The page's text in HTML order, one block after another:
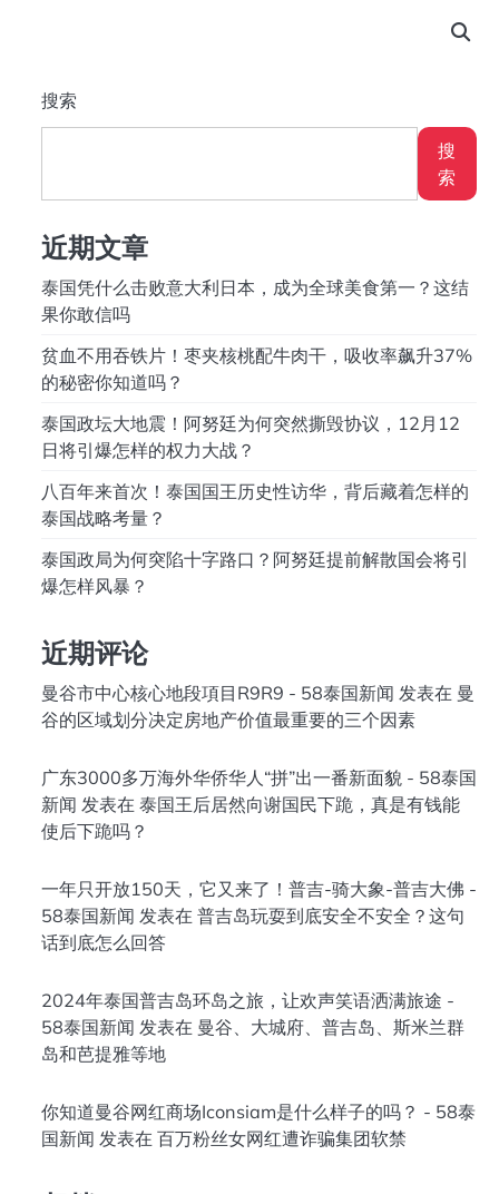
搜索
搜
索
近期文章
泰国凭什么击败意大利日本，成为全球美食第一？这结
果你敢信吗
贫血不用吞铁片！枣夹核桃配牛肉干，吸收率飙升37%
的秘密你知道吗？
泰国政坛大地震！阿努廷为何突然撕毁协议，12月12
日将引爆怎样的权力大战？
八百年来首次！泰国国王历史性访华，背后藏着怎样的
泰国战略考量？
泰国政局为何突陷十字路口？阿努廷提前解散国会将引
爆怎样风暴？
近期评论
曼谷市中心核心地段項目R9R9 - 58泰国新闻 发表在 曼
谷的区域划分决定房地产价值最重要的三个因素
广东3000多万海外华侨华人“拼”出一番新面貌 - 58泰国
新闻 发表在 泰国王后居然向谢国民下跪，真是有钱能
使后下跪吗？
一年只开放150天，它又来了！普吉-骑大象-普吉大佛 -
58泰国新闻 发表在 普吉岛玩耍到底安全不安全？这句
话到底怎么回答
2024年泰国普吉岛环岛之旅，让欢声笑语洒满旅途 -
58泰国新闻 发表在 曼谷、大城府、普吉岛、斯米兰群
岛和芭提雅等地
你知道曼谷网红商场Iconsiam是什么样子的吗？ - 58泰
国新闻 发表在 百万粉丝女网红遭诈骗集团软禁